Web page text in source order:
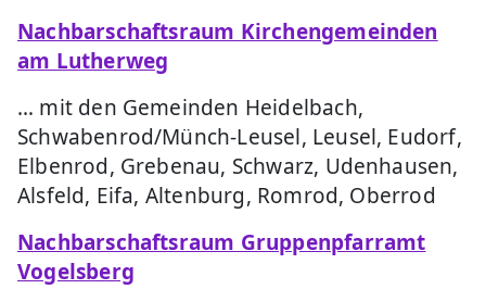
Nachbarschaftsraum Kirchengemeinden
am Lutherweg
… mit den Gemeinden Heidelbach,
Schwabenrod/Münch-Leusel, Leusel, Eudorf,
Elbenrod, Grebenau, Schwarz, Udenhausen,
Alsfeld, Eifa, Altenburg, Romrod, Oberrod
Nachbarschaftsraum Gruppenpfarramt
Vogelsberg